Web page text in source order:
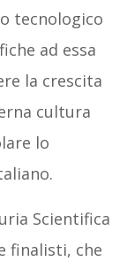
tecnologico
ad essa
la crescita
cultura
lo
Scientifica
finalisti, che